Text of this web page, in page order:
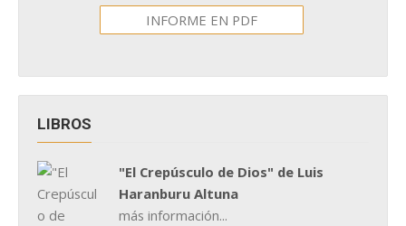
INFORME EN PDF
LIBROS
"El Crepúsculo de Dios" de Luis
Haranburu Altuna
más información...